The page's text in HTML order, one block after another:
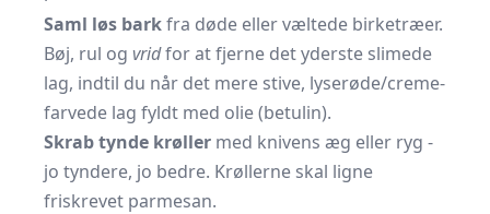
Saml løs barkfra døde eller væltede birketræer.
Bøj, rul og vridfor at fjerne det yderste slimede
lag, indtil du når det mere stive, lyserøde/creme­
farvede lag fyldt med olie (betulin).
Skrab tynde krøller med knivens æg eller ryg -
jo tyndere, jo bedre. Krøllerne skal ligne
friskrevet parmesan.